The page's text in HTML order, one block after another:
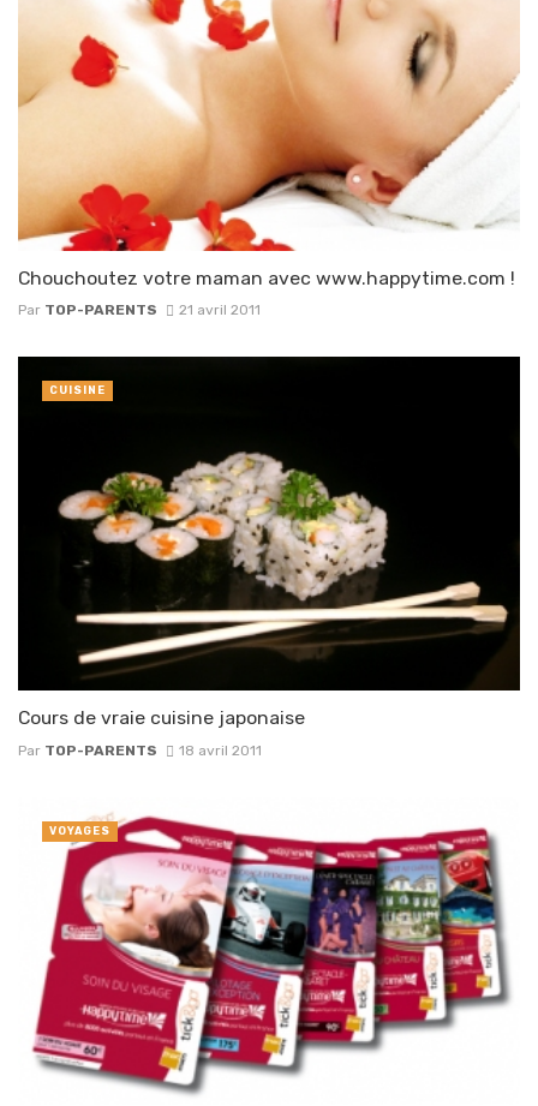
Chouchoutez votre maman avec www.happytime.com !
Par TOP-PARENTS 21 avril 2011
Cours de vraie cuisine japonaise
Par TOP-PARENTS 18 avril 2011
CUISINE
VOYAGES